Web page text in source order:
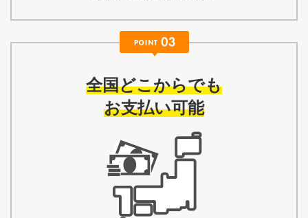
全国どこからでも
お支払い可能